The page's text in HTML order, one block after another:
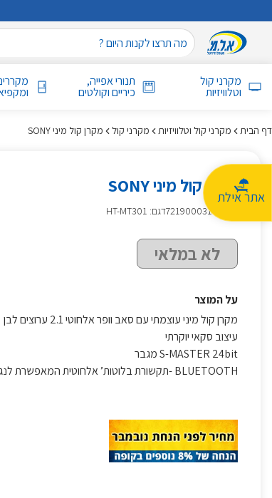
אתר אילת
מקרני קול
וטלוויזיות
תנורי אפייה,
כיריים וקולטים
דף הבית מקרני קול וטלוויזיות מקרני קול מקרן קול מיני SONY
מקרן קול מיני SONY
:
721900031דגם: HT-MT301
לא במלאי
על המוצר
מקרן קול מיני עוצמתי עם סאב וופר אלחוטי 2.1 ערוצים לבן
עיצוב סקאי יוקרתי
S-MASTER 24bit מגבר
BLUETOOTH-תקשורת בלוטות’ אלחוטית המאפשרת